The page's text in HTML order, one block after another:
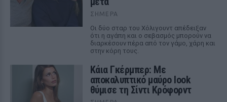
ΣΉΜΕΡΑ
Οι δύο σταρ του Χόλιγουντ απέδειξαν
ότι η αγάπη και ο σεβασμός μπορούν να
διαρκέσουν πέρα από τον γάμο, χάρη και
στην κόρη τους.
Κάια Γκέρμπερ: Με
αποκαλυπτικό μαύρο look
θύμισε τη Σίντι Κρόφορντ